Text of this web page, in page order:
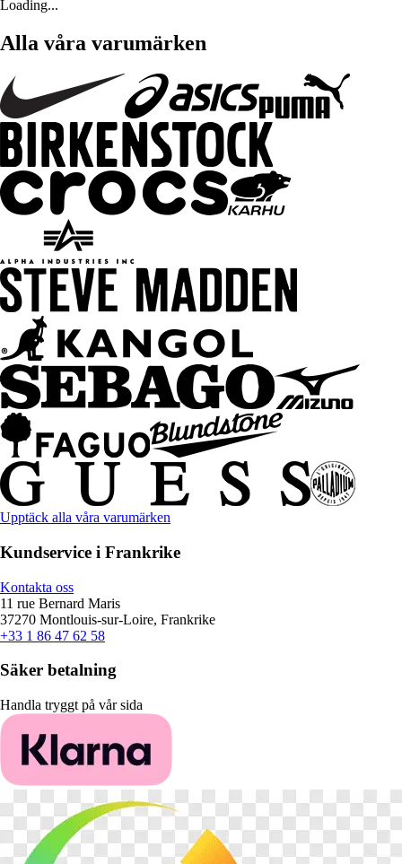
Loading...
Alla våra varumärken
Upptäck alla våra varumärken
Kundservice i Frankrike
Kontakta oss
11 rue Bernard Maris
37270 Montlouis-sur-Loire, Frankrike
+33 1 86 47 62 58
Säker betalning
Handla tryggt på vår sida